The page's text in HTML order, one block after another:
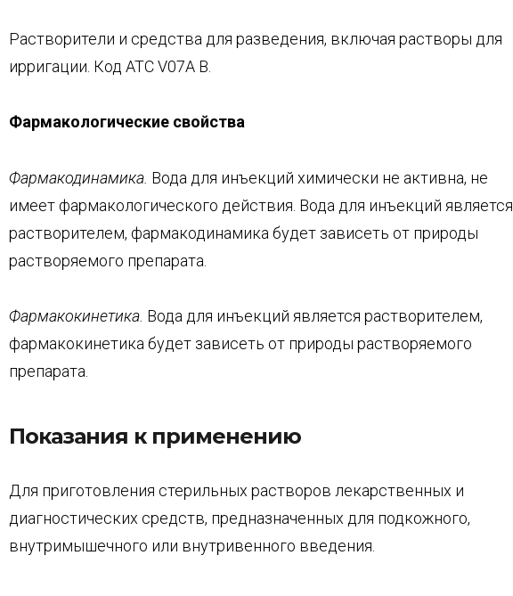
Растворители и средства для разведения, включая растворы для
ирригации. Код АТС V07A В.
Фармакологические свойства
Фармакодинамика Вода для инъекций химически не активна, не
имеет фармакологического действия. Вода для инъекций является
растворителем, фармакодинамика будет зависеть от природы
растворяемого препарата.
Фармакокинетика Вода для инъекций является растворителем,
фармакокинетика будет зависеть от природы растворяемого
препарата.
Показания к применению
Для приготовления стерильных растворов лекарственных и
диагностических средств, предназначенных для подкожного,
внутримышечного или внутривенного введения.